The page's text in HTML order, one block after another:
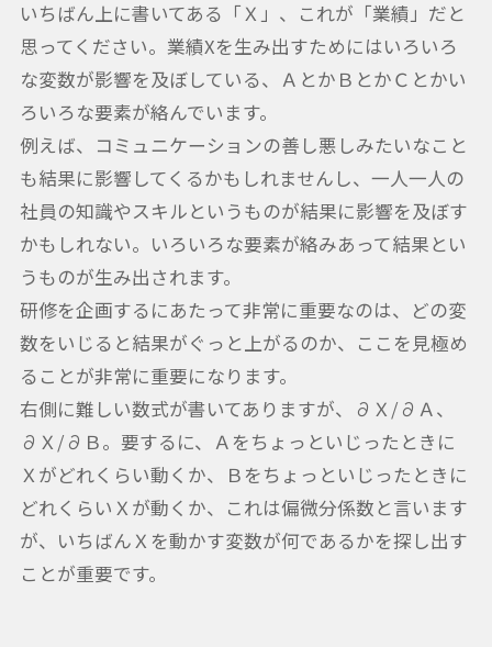
いちばん上に書いてある「Ｘ」、これが「業績」だと
思ってください。業績Xを生み出すためにはいろいろ
な変数が影響を及ぼしている、ＡとかＢとかＣとかい
ろいろな要素が絡んでいます。
例えば、コミュニケーションの善し悪しみたいなこと
も結果に影響してくるかもしれませんし、一人一人の
社員の知識やスキルというものが結果に影響を及ぼす
かもしれない。いろいろな要素が絡みあって結果とい
うものが生み出されます。
研修を企画するにあたって非常に重要なのは、どの変
数をいじると結果がぐっと上がるのか、ここを見極め
ることが非常に重要になります。
右側に難しい数式が書いてありますが、∂Ｘ/∂Ａ、
∂Ｘ/∂Ｂ。要するに、Ａをちょっといじったときに
Ｘがどれくらい動くか、Ｂをちょっといじったときに
どれくらいＸが動くか、これは偏微分係数と言います
が、いちばんＸを動かす変数が何であるかを探し出す
ことが重要です。